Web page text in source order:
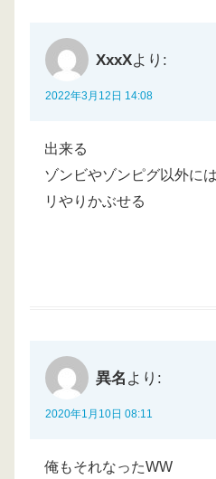
XxxXより:
2022年3月12日 14:08
出来る
ゾンビやゾンピグ以外に
リやりかぶせる
異名 より:
2020年1月10日 08:11
俺もそれなったWW